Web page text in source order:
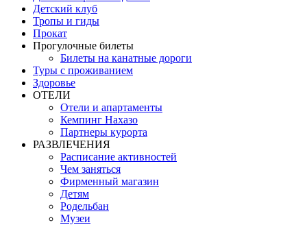
Детский клуб
Тропы и гиды
Прокат
Прогулочные билеты
Билеты на канатные дороги
Туры с проживанием
Здоровье
ОТЕЛИ
Отели и апартаменты
Кемпинг Нахазо
Партнеры курорта
РАЗВЛЕЧЕНИЯ
Расписание активностей
Чем заняться
Фирменный магазин
Детям
Родельбан
Музеи